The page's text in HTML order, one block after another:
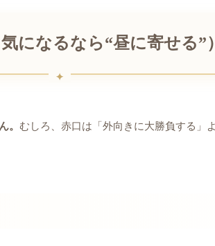
になるなら“昼に寄せる”
。 むしろ、赤口は「外向きに大勝負する」